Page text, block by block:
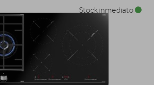
Stock inmediato